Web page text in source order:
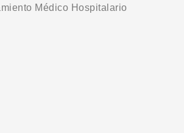
Médico Hospitalario